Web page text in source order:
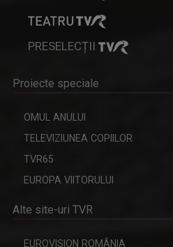
PRESELECȚII
Proiecte speciale
OMUL ANULUI
TELEVIZIUNEA COPIILOR
TVR65
EUROPA VIITORULUI
Alte site-uri TVR
EUROVISION ROMÂNIA